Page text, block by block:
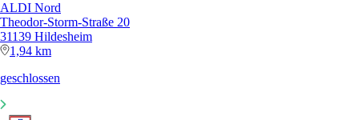
ALDI Nord
Theodor-Storm-Straße 20
31139 Hildesheim
1,94 km
geschlossen